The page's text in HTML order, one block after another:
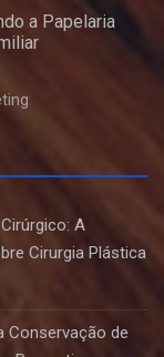
a Papelaria
A
Cirurgia Plástica
Conservação de